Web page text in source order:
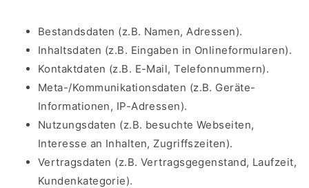
Bestandsdaten (z.B. Namen, Adressen).
Inhaltsdaten (z.B. Eingaben in Onlineformularen).
Kontaktdaten (z.B. E-Mail, Telefonnummern).
Meta-/Kommunikationsdaten (z.B. Geräte-
Informationen, IP-Adressen).
Nutzungsdaten (z.B. besuchte Webseiten,
Interesse an Inhalten, Zugriffszeiten).
Vertragsdaten (z.B. Vertragsgegenstand, Laufzeit,
Kundenkategorie).